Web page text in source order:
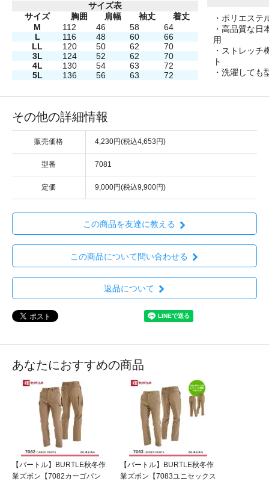
サイズ表
サイズ
胸囲 肩幅 袖丈
着丈
M
112 46 58
64
L
116 48 60
66
LL
120 50 62
70
3L
124 52 62
70
4L
130 54 63
72
5L
136 56 63 72
・ポリエステ
・高品質な日
用
・ストレッチ
ト
・洗濯しても
その他の詳細情報
販売価格 4,230円(税込4,653円)
型番 7081
定価 9,000円(税込9,900円)
この商品を友達に教える
この商品について問い合わせる
返品について
あなたにおすすめの商品
【バートル】BURTLE秋冬作
業ズボン【7082カーゴパン
【バートル】BURTLE秋冬作
業ズボン【7083ユニセックス